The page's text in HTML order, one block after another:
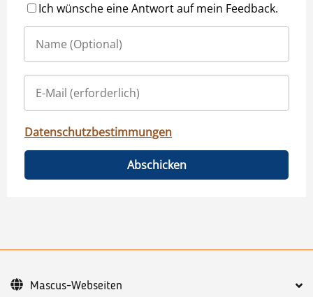
Ich wünsche eine Antwort auf mein Feedback.
Datenschutzbestimmungen
Abschicken
Mascus-Webseiten